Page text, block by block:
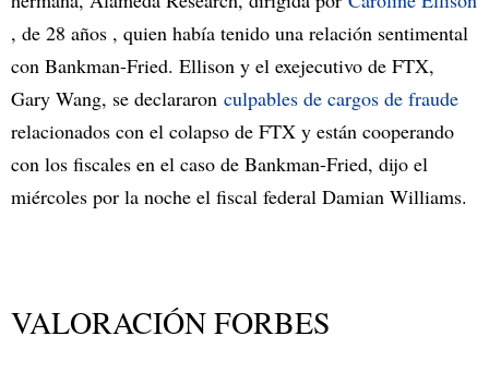
, de 28 años , quien había tenido una relación sentimental
con Bankman-Fried. Ellison y el exejecutivo de FTX,
Gary Wang, se declararon culpables de cargos de fraude
relacionados con el colapso de FTX y están cooperando
con los fiscales en el caso de Bankman-Fried, dijo el
miércoles por la noche el fiscal federal Damian Williams.
VALORACIÓN FORBES